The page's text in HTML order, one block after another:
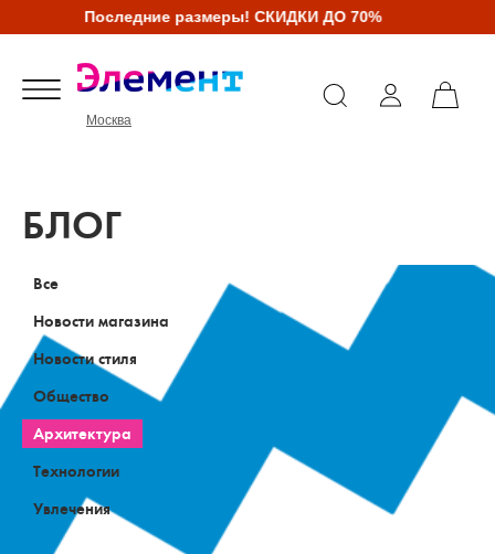
Последние размеры! СКИДКИ ДО 70%
Москва
БЛОГ
Все
Новости магазина
Новости стиля
Общество
Архитектура
Технологии
Увлечения